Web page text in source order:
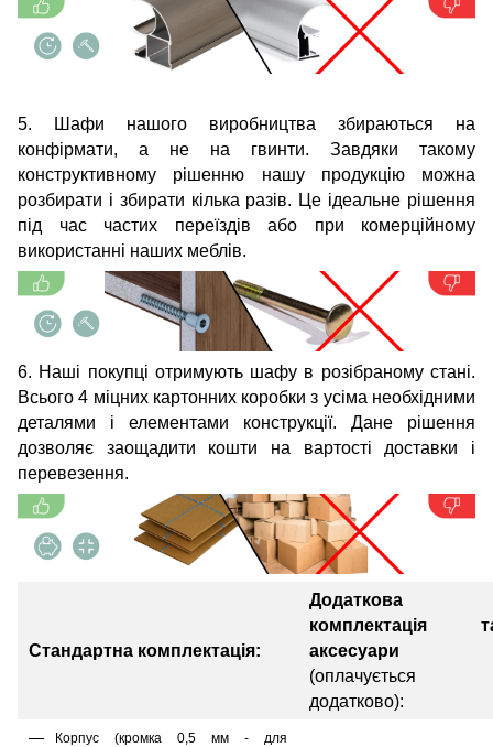
5. Шафи нашого виробництва збираються на
конфірмати, а не на гвинти. Завдяки такому
конструктивному рішенню нашу продукцію можна
розбирати і збирати кілька разів. Це ідеальне рішення
під час частих переїздів або при комерційному
використанні наших меблів.
6. Наші покупці отримують шафу в розібраному стані.
Всього 4 міцних картонних коробки з усіма необхідними
деталями і елементами конструкції. Дане рішення
дозволяє заощадити кошти на вартості доставки і
перевезення.
Стандартна комплектація:
Додаткова
комплектація
аксесуари
(оплачується
додатково):
Корпус (кромка 0,5 мм - для